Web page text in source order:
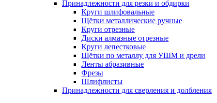
Принадлежности для резки и обдирки
Круги шлифовальные
Щётки металлические ручные
Круги отрезные
Диски алмазные отрезные
Круги лепестковые
Щётки по металлу для УШМ и дрели
Ленты абразивные
Фрезы
Шлифлисты
Принадлежности для сверления и долбления